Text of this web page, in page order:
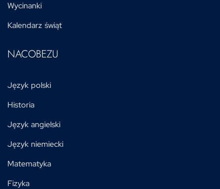
Wycinanki
Kalendarz świąt
NACOBEZU
Język polski
Historia
Język angielski
Język niemiecki
Matematyka
Fizyka